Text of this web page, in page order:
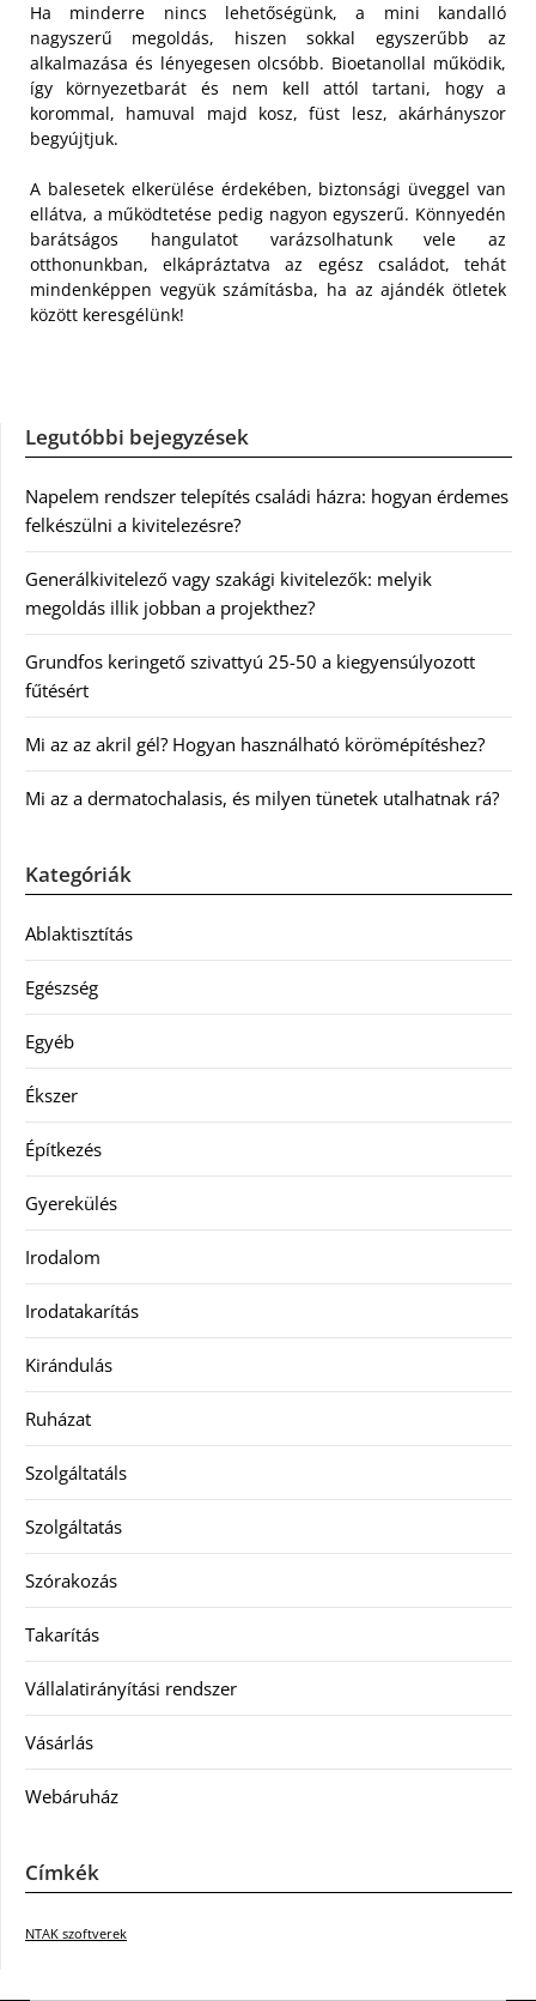
Ha minderre nincs lehetőségünk, a mini kandalló
nagyszerű megoldás, hiszen sokkal egyszerűbb az
alkalmazása és lényegesen olcsóbb. Bioetanollal működik,
így környezetbarát és nem kell attól tartani, hogy a
korommal, hamuval majd kosz, füst lesz, akárhányszor
begyújtjuk.
A balesetek elkerülése érdekében, biztonsági üveggel van
ellátva, a működtetése pedig nagyon egyszerű. Könnyedén
barátságos hangulatot varázsolhatunk vele az
otthonunkban, elkápráztatva az egész családot, tehát
mindenképpen vegyük számításba, ha az ajándék ötletek
között keresgélünk!
Legutóbbi bejegyzések
Napelem rendszer telepítés családi házra: hogyan érdemes
felkészülni a kivitelezésre?
Generálkivitelező vagy szakági kivitelezők: melyik
megoldás illik jobban a projekthez?
Grundfos keringető szivattyú 25-50 a kiegyensúlyozott
fűtésért
Mi az az akril gél? Hogyan használható körömépítéshez?
Mi az a dermatochalasis, és milyen tünetek utalhatnak rá?
Kategóriák
Ablaktisztítás
Egészség
Egyéb
Ékszer
Építkezés
Gyerekülés
Irodalom
Irodatakarítás
Kirándulás
Ruházat
Szolgáltatáls
Szolgáltatás
Szórakozás
Takarítás
Vállalatirányítási rendszer
Vásárlás
Webáruház
Címkék
NTAK szoftverek